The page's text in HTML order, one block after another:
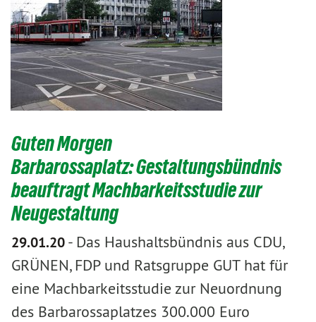
Guten Morgen
Barbarossaplatz: Gestaltungsbündnis
beauftragt Machbarkeitsstudie zur
Neugestaltung
29.01.20- Das Haushaltsbündnis aus CDU,
GRÜNEN, FDP und Ratsgruppe GUT hat für
eine Machbarkeitsstudie zur Neuordnung
des Barbarossaplatzes 300.000 Euro